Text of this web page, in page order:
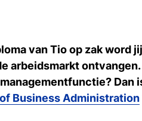
functies.
van Tio op zak word
arbeidsmarkt ontvangen.
Dan
Business Administration